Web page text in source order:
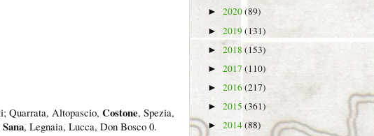
Quarrata, Altopascio, Costone, Spezia,
, Legnaia, Lucca, Don Bosco 0.
► 2020(89)
► 2019(131)
► 2018 (153)
► 2017 (110)
► 2016(217)
► 2015 (361)
► 2014(88)